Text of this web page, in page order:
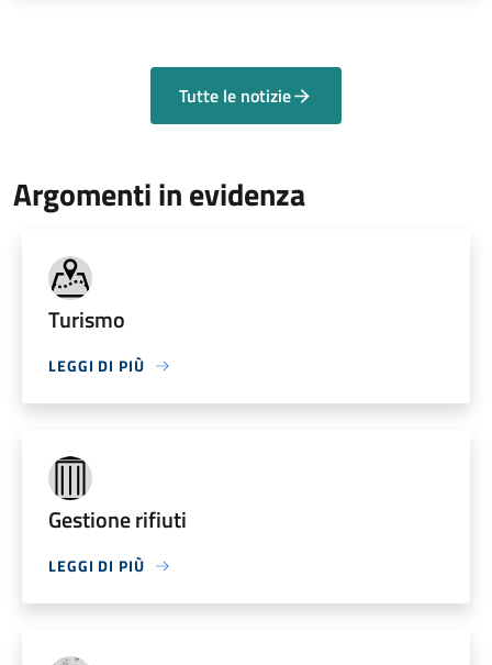
Tutte le notizie
Argomenti in evidenza
Turismo
LEGGI DI PIÙ
Gestione rifiuti
LEGGI DI PIÙ